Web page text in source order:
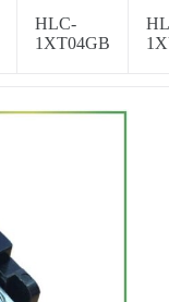
HLC-
1XT04GB